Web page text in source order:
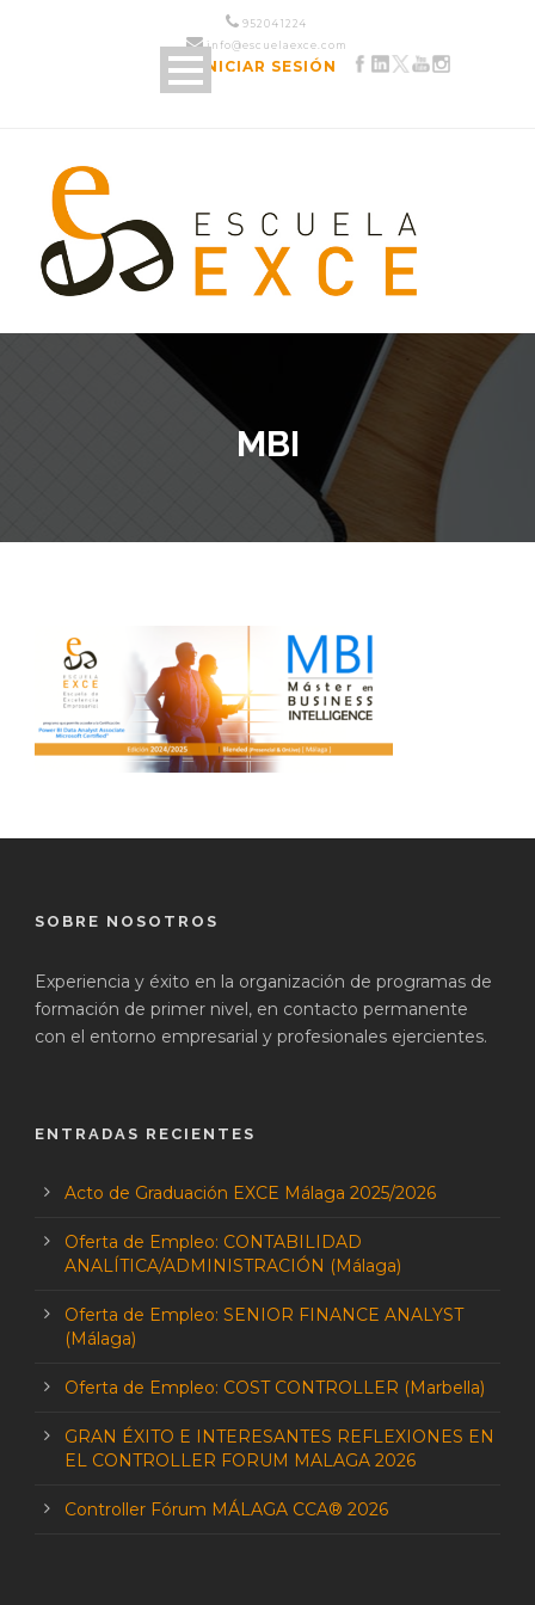
952 04 12 24
info@escuelaexce.com
INICIAR SESIÓN
MBI
SOBRE NOSOTROS
Experiencia y éxito en la organización de programas de
formación de primer nivel, en contacto permanente
con el entorno empresarial y profesionales ejercientes.
ENTRADAS RECIENTES
Acto de Graduación EXCE Málaga 2025/2026
Oferta de Empleo: CONTABILIDAD
ANALÍTICA/ADMINISTRACIÓN (Málaga)
Oferta de Empleo: SENIOR FINANCE ANALYST
(Málaga)
Oferta de Empleo: COST CONTROLLER (Marbella)
GRAN ÉXITO E INTERESANTES REFLEXIONES EN
EL CONTROLLER FORUM MALAGA 2026
Controller Fórum MÁLAGA CCA® 2026